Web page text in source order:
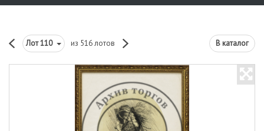
Лот110 из 516 лотов В каталог